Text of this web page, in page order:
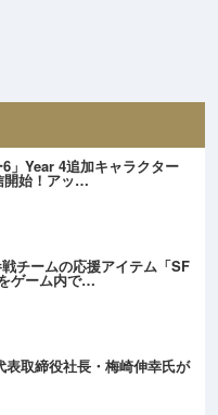
6」Year 4追加キャラクター
開始！アッ…
チームの応援アイテム「SF
ゲーム内で…
取締役社長・梅崎伸幸氏が